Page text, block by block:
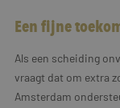
Een fijne
Als een scheiding
vraagt dat om extra
Amsterdam